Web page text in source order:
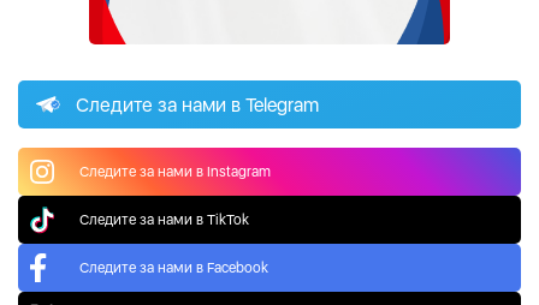
Следите за нами в Telegram
Следите за нами в Instagram
Следите за нами в TikTok
Следите за нами в Facebook